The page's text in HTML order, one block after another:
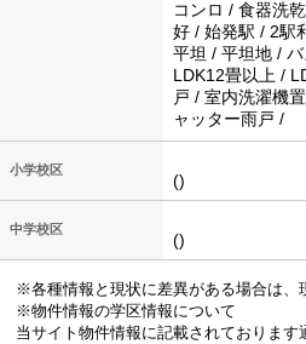
コンロ / 食器洗
好 / 始発駅 / 2駅
平坦 / 平坦地 /
LDK12畳以上 /
戸 / 室内洗濯機
ャッター雨戸 /
小学校区
()
中学校区
()
※各種情報と現状に差異がある場合は、
※物件情報の学区情報について
当サイト物件情報に記載されておりま